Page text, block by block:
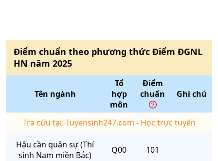
Điểm chuẩn theo phương thức Điểm ĐGNL
HN năm 2025
Tên ngành
Tổ
hợp
môn
Điểm
chuẩn
Ghi chú
Tra cứu tại: Tuyensinh247.com - Học trực tuyến
Hậu cần quân sự (Thí
sinh Nam miền Bắc)
Q00 101